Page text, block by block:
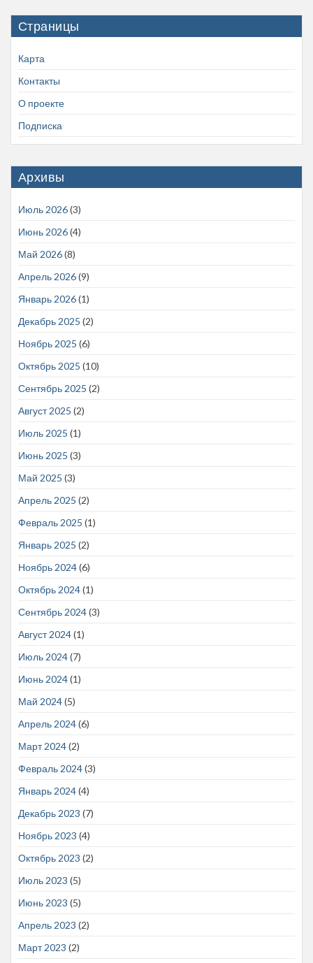
Страницы
Карта
Контакты
О проекте
Подписка
Архивы
Июль 2026(3)
Июнь 2026(4)
Май 2026(8)
Апрель 2026(9)
Январь 2026(1)
Декабрь 2025 (2)
Ноябрь 2025 (6)
Октябрь 2025 (10)
Сентябрь 2025 (2)
Август 2025 (2)
Июль 2025 (1)
Июнь 2025 (3)
Май 2025 (3)
Апрель 2025 (2)
Февраль 2025 (1)
Январь 2025 (2)
Ноябрь 2024(6)
Октябрь 2024(1)
Сентябрь 2024(3)
Август 2024(1)
Июль 2024(7)
Июнь 2024(1)
Май 2024(5)
Апрель 2024(6)
Март 2024(2)
Февраль 2024(3)
Январь 2024(4)
Декабрь 2023 (7)
Ноябрь 2023 (4)
Октябрь 2023 (2)
Июль 2023 (5)
Июнь 2023 (5)
Апрель 2023 (2)
Март 2023 (2)